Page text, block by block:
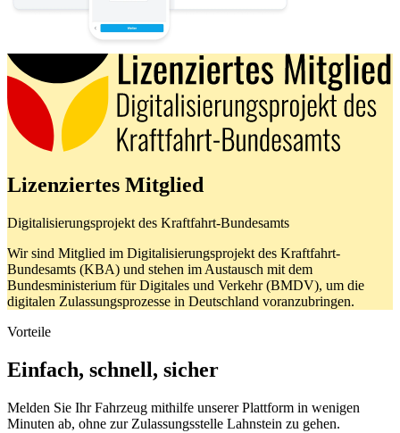
Lizenziertes Mitglied
Digitalisierungsprojekt des Kraftfahrt-Bundesamts
Wir sind Mitglied im Digitalisierungsprojekt des Kraftfahrt-
Bundesamts (KBA) und stehen im Austausch mit dem
Bundesministerium für Digitales und Verkehr (BMDV), um die
digitalen Zulassungsprozesse in Deutschland voranzubringen.
Vorteile
Einfach, schnell, sicher
Melden Sie Ihr Fahrzeug mithilfe unserer Plattform in wenigen
Minuten ab, ohne zur Zulassungsstelle Lahnstein zu gehen.